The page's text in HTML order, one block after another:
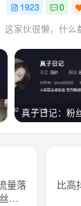
1923 0
这家伙很懒，什么
量落
，
比高